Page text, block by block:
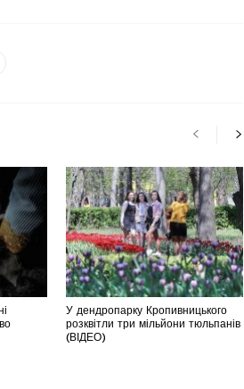
У дендропарку Кропивницького
розквітли три мільйони тюльпанів
(ВІДЕО)